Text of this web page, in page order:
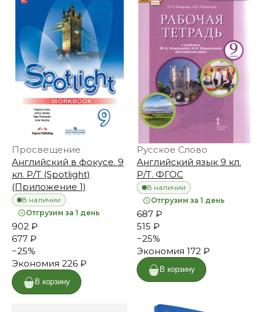
Просвещение
Английский в фокусе. 9
кл. Р/Т (Spotlight)
(Приложение 1)
В наличии
Отгрузим за 1 день
902 ₽
677 ₽
−25%
Экономия 226 ₽
В корзину
Русское Слово
Английский язык 9 кл.
Р/Т. ФГОС
В наличии
Отгрузим за 1 день
687 ₽
515 ₽
−25%
Экономия 172 ₽
В корзину